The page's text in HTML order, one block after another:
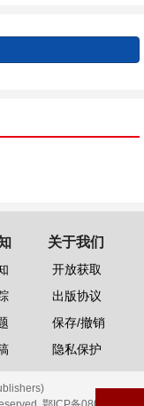
关于我们
开放获取
出版协议
保存/撤销
隐私保护